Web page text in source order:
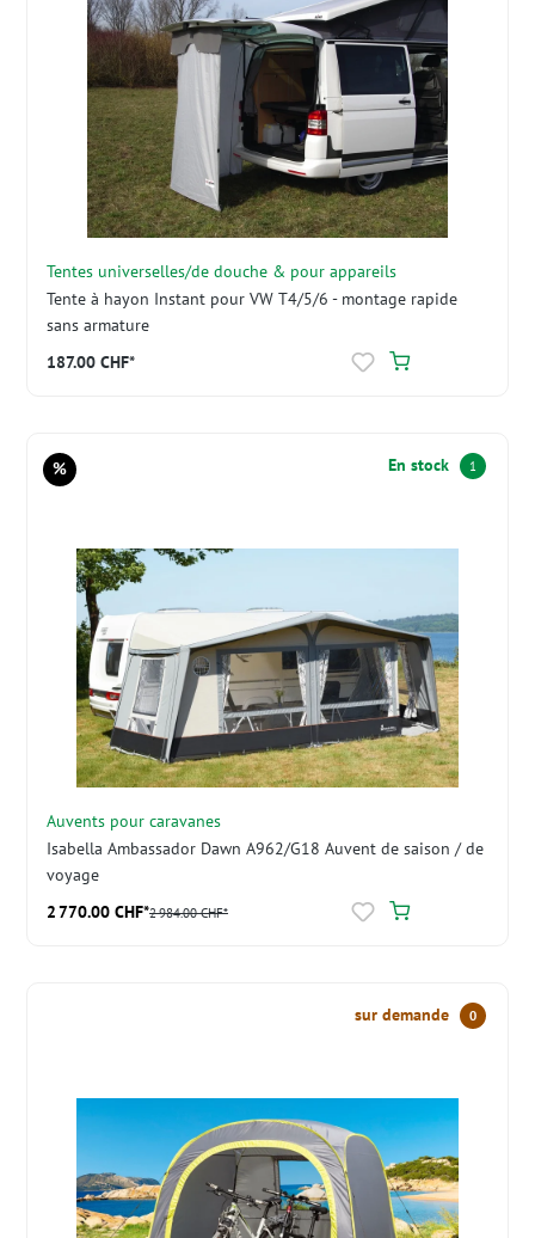
Tentes universelles/de douche & pour appareils
Tente à hayon Instant pour VW T4/5/6 - montage rapide
sans armature
187.00 CHF*
Réduction
% En stock 1
Auvents pour caravanes
Isabella Ambassador Dawn A962/G18 Auvent de saison / de
voyage
2 770.00 CHF*2 984.00 CHF*
sur demande 0